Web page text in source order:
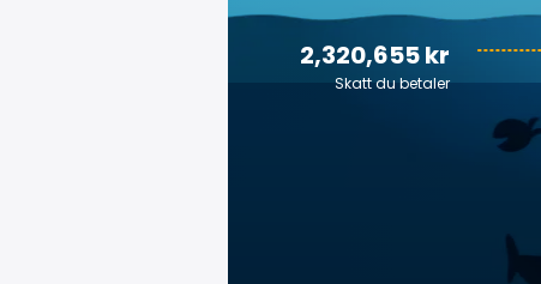
2,320,655 kr
Skatt du betaler